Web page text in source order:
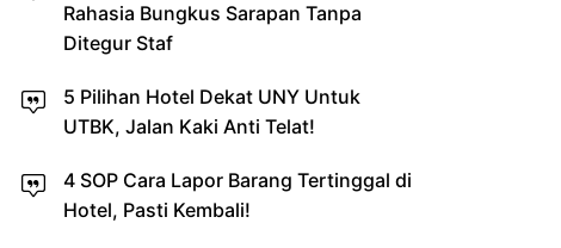
Rahasia Bungkus Sarapan Tanpa
Ditegur Staf
5 Pilihan Hotel Dekat UNY Untuk
UTBK, Jalan Kaki Anti Telat!
4 SOP Cara Lapor Barang Tertinggal di
Hotel, Pasti Kembali!